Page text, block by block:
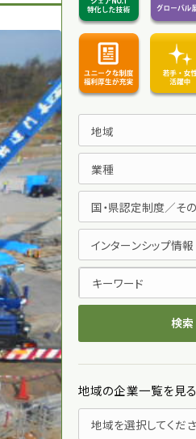
地域の企業一覧を見る